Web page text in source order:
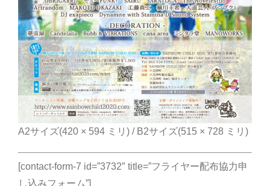
A2サイズ(420 × 594 ミリ) / B2サイズ(515 × 728 ミリ)
[contact-form-7 id=”3732″ title=”フライヤー配布協力申
し込みフォーム”]